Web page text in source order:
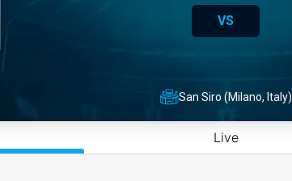
VS
San Siro (Milano, Italy)
Live